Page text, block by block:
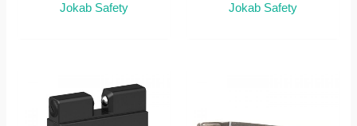
Jokab Safety
Jokab Safety